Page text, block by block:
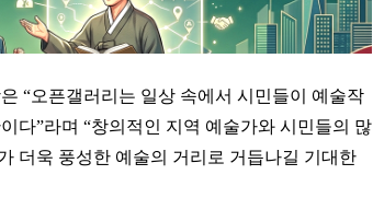
“오픈갤러리는 일상 속에서 시민들이 예술작
다”라며 “창의적인 지역 예술가와 시민들의 많
더욱 풍성한 예술의 거리로 거듭나길 기대한